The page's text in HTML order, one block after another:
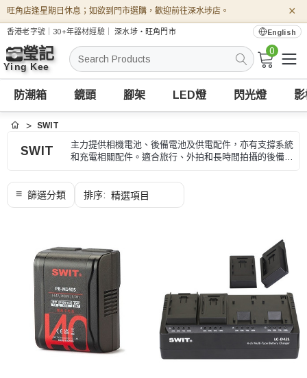
旺角店逢星期日休息；如欲到門市選購，歡迎前往深水埗店。 ×
香港老字號｜30+年器材經驗｜深水埗・旺角門市 English
搜
索
0
防潮箱 鏡頭 腳架 LED燈 閃光燈
首頁 SWIT
SWIT
主力提供相機電池、後備電池及供電配件，亦有支撐系統
和充電相關配件。適合旅行、外拍和長時間拍攝的後備供
用途核對。